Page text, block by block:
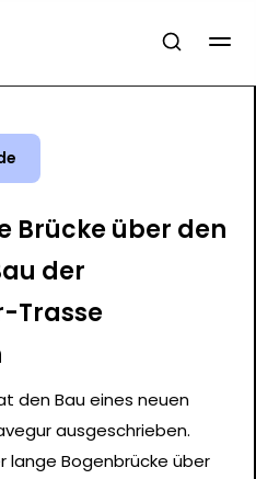
Brücke über den
der
Trasse
den Bau eines neuen
ausgeschrieben.
lange Bogenbrücke über